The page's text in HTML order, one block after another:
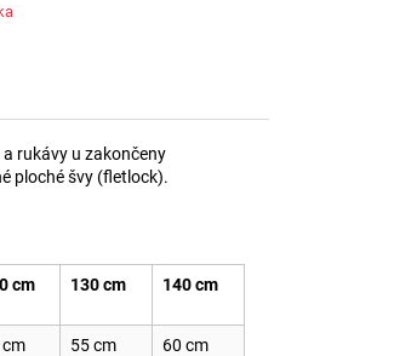
rukávy u zakončeny
ploché švy (fletlock).
cm 130 cm 140 cm
cm 55 cm 60 cm